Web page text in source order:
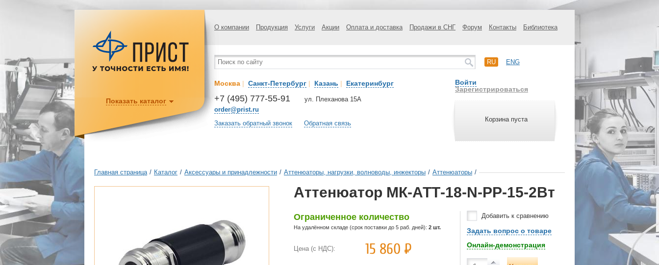
О компании Продукция Услуги Акции Оплата и доставка Продажи в СНГ Форум Контакты Библиотека
RU ENG
Москва | Санкт-Петербург | Казань | Екатеринбург
+7 (495) 777-55-91
order@prist.ru
ул. Плеханова 15А
Заказать обратный звонок Обратная связь
Войти
Зарегистрироваться
Корзина пуста
Показать каталог
Главная страница / Каталог / Аксессуары и принадлежности / Аттенюаторы, нагрузки, волноводы, инжекторы / Аттенюаторы /
Аттенюатор МК-АТТ-18-N-РР-15-2Вт
Ограниченное количество
На удалённом складе (срок поставки до 5 раб. дней): 2 шт.
Цена (с НДС): 15 860 Р
Добавить к сравнению
Задать вопрос о товаре
Онлайн-демонстрация